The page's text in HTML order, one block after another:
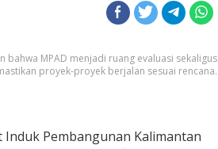
bahwa MPAD menjadi ruang evaluasi sekaligus
proyek-proyek berjalan sesuai rencana.
Induk Pembangunan Kalimantan